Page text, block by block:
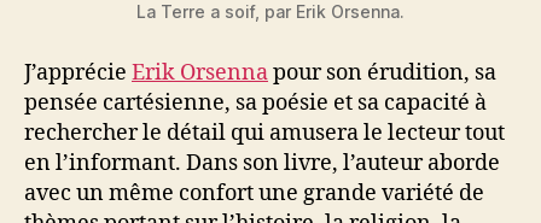
La Terre a soif, par Erik Orsenna.
J’apprécie Erik Orsennapour son érudition, sa
pensée cartésienne, sa poésie et sa capacité à
rechercher le détail qui amusera le lecteur tout
en l’informant. Dans son livre, l’auteur aborde
avec un même confort une grande variété de